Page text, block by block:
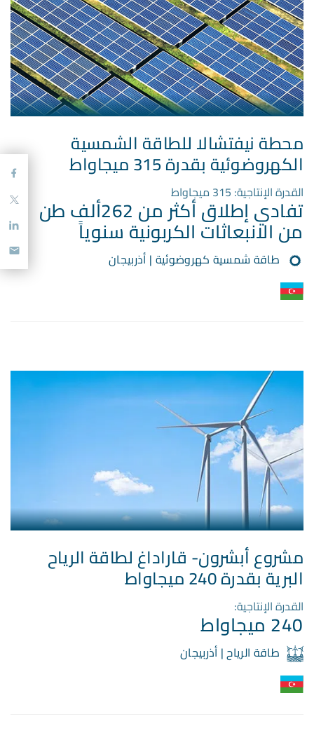
محطة نيفتشالا للطاقة الشمسية
الكهروضوئية بقدرة 315 ميجاواط
القدرة الإنتاجية: 315 ميجاواط
تفادي إطلاق أكثر من 262ألف طن
من الانبعاثات الكربونية سنوياً
طاقة شمسية كهروضوئية | أذربيجان
مشروع أبشرون- قاراداغ لطاقة الرياح
البرية بقدرة 240 ميجاواط
القدرة الإنتاجية:
240 ميجاواط
طاقة الرياح | أذربيجان